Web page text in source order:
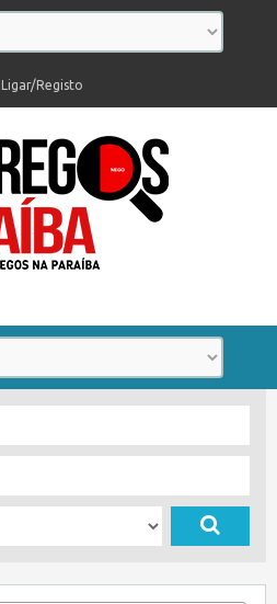
Ligar/Registo